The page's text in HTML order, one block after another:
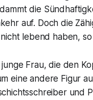
die
auf. Doch die
lebend haben,
junge Frau, die den
eine andere Figur
und